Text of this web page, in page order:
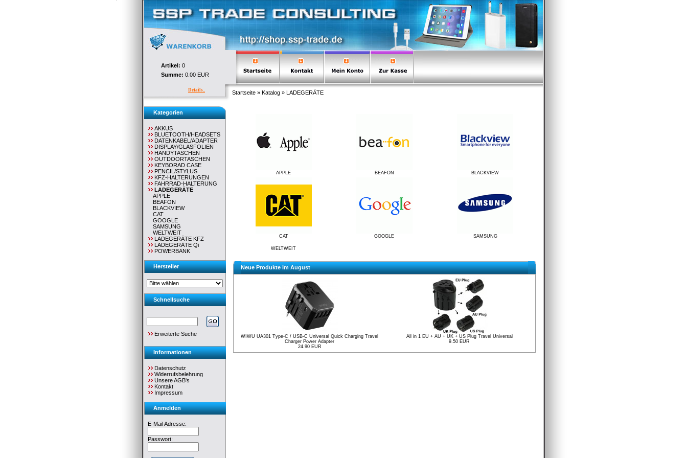
Artikel: 0
Summe: 0.00 EUR
Details.. Startseite » Katalog » LADEGERÄTE
Kategorien
AKKUS
BLUETOOTH/HEADSETS
DATENKABEL/ADAPTER
DISPLAY/GLASFOLIEN
HANDYTASCHEN
OUTDOORTASCHEN
KEYBORAD CASE
PENCIL/STYLUS
KFZ-HALTERUNGEN
FAHRRAD-HALTERUNG
LADEGERÄTE
APPLE
BEAFON
BLACKVIEW
CAT
GOOGLE
SAMSUNG
WELTWEIT
LADEGERÄTE KFZ
LADEGERÄTE Qi
POWERBANK
Hersteller
Schnellsuche
Erweiterte Suche
Informationen
Datenschutz
Widerrufsbelehrung
Unsere AGB's
Kontakt
Impressum
Anmelden
E-Mail Adresse:
Passwort:
APPLE BEAFON BLACKVIEW
CAT GOOGLE SAMSUNG
WELTWEIT
Neue Produkte im August
WIWU UA301 Type-C / USB-C Universal Quick Charging Travel
Charger Power Adapter
24.90 EUR
All in 1 EU + AU + UK + US Plug Travel Universal
9.50 EUR